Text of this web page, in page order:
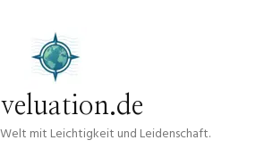
mit Leichtigkeit und Leidenschaft.